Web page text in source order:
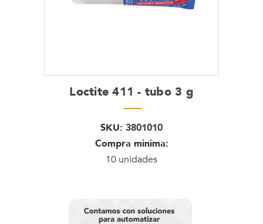
Loctite 411 - tubo 3 g
SKU: 3801010
Compra minima:
10 unidades